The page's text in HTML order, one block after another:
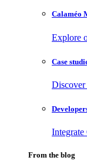
Calaméo
Explore
Case
Discover
From the blog